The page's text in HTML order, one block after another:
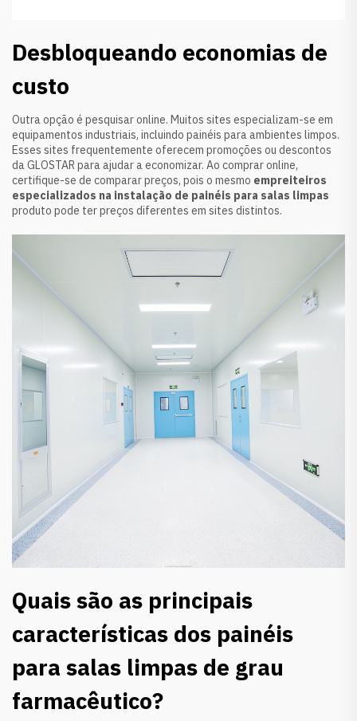
Desbloqueando economias de
custo
Outra opção é pesquisar online. Muitos sites especializam-se em
equipamentos industriais, incluindo painéis para ambientes limpos.
Esses sites frequentemente oferecem promoções ou descontos
da GLOSTAR para ajudar a economizar. Ao comprar online,
certifique-se de comparar preços, pois o mesmo empreiteiros
especializados na instalação de painéis para salas limpas
produto pode ter preços diferentes em sites distintos.
Quais são as principais
características dos painéis
para salas limpas de grau
farmacêutico?